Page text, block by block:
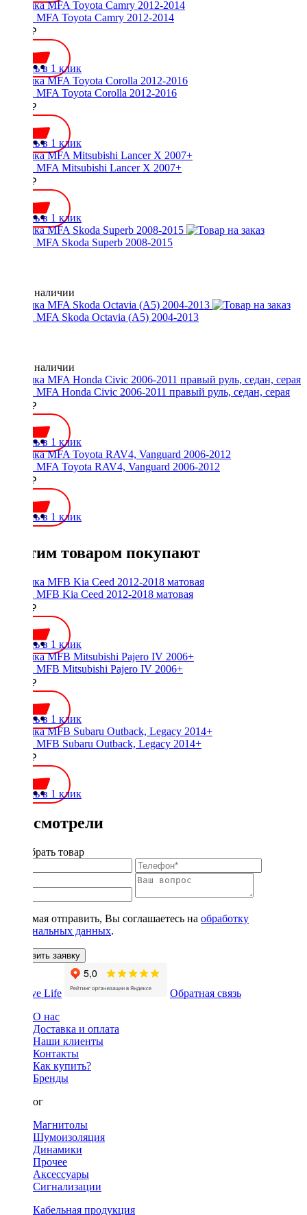
Рамка MFA Toyota Camry 2012-2014
2000 ₽
Купить в 1 клик
Рамка MFA Toyota Corolla 2012-2016
2000 ₽
Купить в 1 клик
Рамка MFA Mitsubishi Lancer X 2007+
2000 ₽
Купить в 1 клик
Рамка MFA Skoda Superb 2008-2015
Нет в наличии
Рамка MFA Skoda Octavia (A5) 2004-2013
Нет в наличии
Рамка MFA Honda Civic 2006-2011 правый руль, седан, серая
2100 ₽
Купить в 1 клик
Рамка MFA Toyota RAV4, Vanguard 2006-2012
2100 ₽
Купить в 1 клик
С этим товаром покупают
Рамка MFB Kia Ceed 2012-2018 матовая
2000 ₽
Купить в 1 клик
Рамка MFB Mitsubishi Pajero IV 2006+
2500 ₽
Купить в 1 клик
Рамка MFB Subaru Outback, Legacy 2014+
2200 ₽
Купить в 1 клик
Вы смотрели
Подобрать товар
Нажимая отправить, Вы соглашаетесь на обработку
персональных данных.
Оставить заявку
Обратная связь
О нас
Доставка и оплата
Наши клиенты
Контакты
Как купить?
Бренды
Каталог
Магнитолы
Шумоизоляция
Динамики
Прочее
Аксессуары
Сигнализации
Кабельная продукция